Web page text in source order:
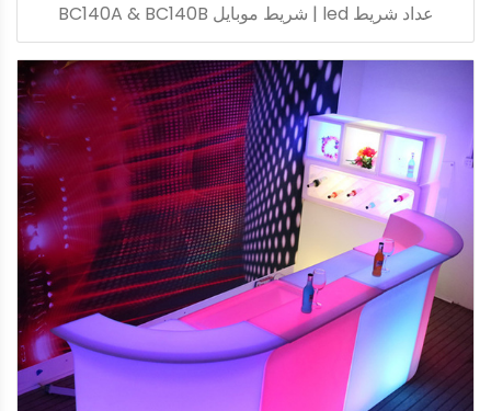
عداد شريط led | شريط موبايل BC140A & BC140B